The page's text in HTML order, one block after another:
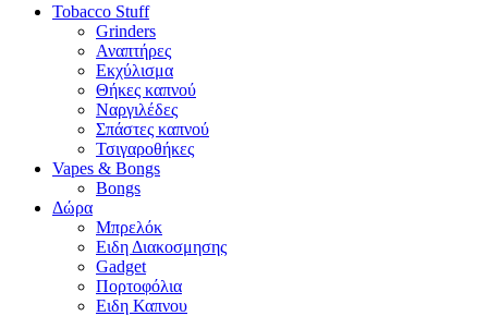
Tobacco Stuff
Grinders
Αναπτήρες
Εκχύλισμα
Θήκες καπνού
Ναργιλέδες
Σπάστες καπνού
Τσιγαροθήκες
Vapes & Bongs
Bongs
Δώρα
Μπρελόκ
Eιδη Διακοσμησης
Gadget
Πορτοφόλια
Ειδη Καπνου